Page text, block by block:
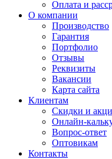
Оплата и
О компании
Производство
Гарантия
Портфолио
Отзывы
Реквизиты
Вакансии
Карта сайта
Клиентам
Скидки и
Онлайн-
Вопрос-ответ
Оптовикам
Контакты